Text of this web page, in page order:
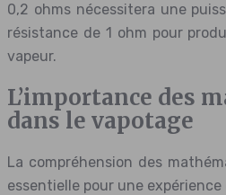
0,2 ohms nécessitera une
résistance de 1 ohm pour
vapeur.
L’importance des
dans le vapotage
La compréhension des
essentielle pour une